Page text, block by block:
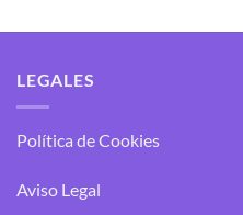
LEGALES
Política de Cookies
Aviso Legal